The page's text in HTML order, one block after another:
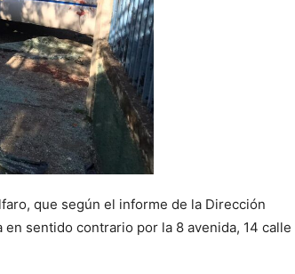
que según el informe de la Dirección
sentido contrario por la 8 avenida, 14 calle